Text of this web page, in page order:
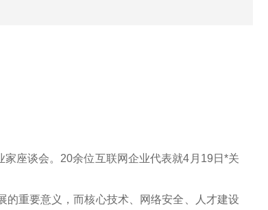
座谈会。20余位互联网企业代表就4月19日*关
重要意义，而核心技术、网络安全、人才建设